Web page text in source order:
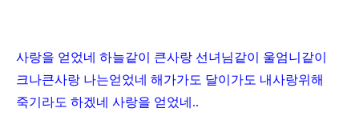
사랑을 얻었네 하늘같이 큰사랑 선녀님같이 울엄니같이
크나큰사랑 나는얻었네 해가가도 달이가도 내사랑위해
죽기라도 하겠네 사랑을 얻었네..